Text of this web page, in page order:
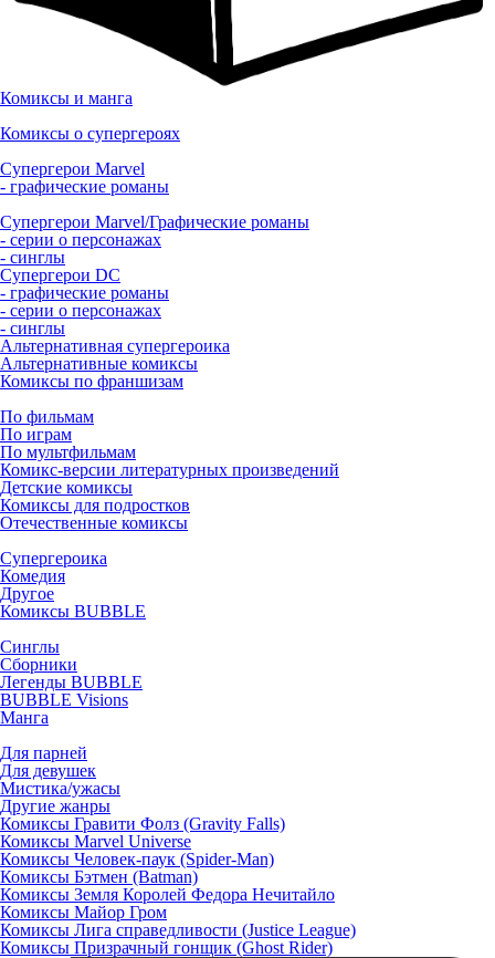
Комиксы и манга
Комиксы о супергероях
Супергерои Marvel
- графические романы
Супергерои Marvel/Графические романы
- серии о персонажах
- синглы
Супергерои DC
- графические романы
- серии о персонажах
- синглы
Альтернативная супергероика
Альтернативные комиксы
Комиксы по франшизам
По фильмам
По играм
По мультфильмам
Комикс-версии литературных произведений
Детские комиксы
Комиксы для подростков
Отечественные комиксы
Супергероика
Комедия
Другое
Комиксы BUBBLE
Синглы
Сборники
Легенды BUBBLE
BUBBLE Visions
Манга
Для парней
Для девушек
Мистика/ужасы
Другие жанры
Комиксы Гравити Фолз (Gravity Falls)
Комиксы Marvel Universe
Комиксы Человек-паук (Spider-Man)
Комиксы Бэтмен (Batman)
Комиксы Земля Королей Федора Нечитайло
Комиксы Майор Гром
Комиксы Лига справедливости (Justice League)
Комиксы Призрачный гонщик (Ghost Rider)